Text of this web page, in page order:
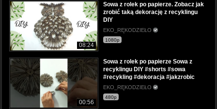
08:24
Sowa z rolek po papierze. Zobacz jak
zrobić taką dekorację z recyklingu
DIY
EKO_RĘKODZIEŁO
1080p
00:56
Sowa z rolek po papierze Sowa z
recyklingu DIY #shorts #sowa
#recykling #dekoracja #jakzrobic
EKO_RĘKODZIEŁO
480p